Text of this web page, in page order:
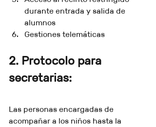
durante entrada y salida de
alumnos
Gestiones telemáticas
2. Protocolo para
secretarias:
Las personas encargadas de
acompañar a los niños hasta la